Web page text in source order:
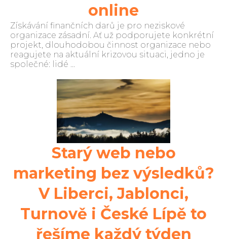
online
Získávání finančních darů je pro neziskové
organizace zásadní. Ať už podporujete konkrétní
projekt, dlouhodobou činnost organizace nebo
reagujete na aktuální krizovou situaci, jedno je
společné: lidé ...
Starý web nebo
marketing bez výsledků?
V Liberci, Jablonci,
Turnově i České Lípě to
řešíme každý týden